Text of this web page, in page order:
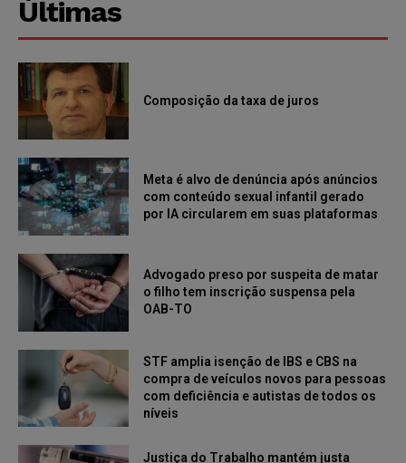
Últimas
Composição da taxa de juros
Meta é alvo de denúncia após anúncios
com conteúdo sexual infantil gerado
por IA circularem em suas plataformas
Advogado preso por suspeita de matar
o filho tem inscrição suspensa pela
OAB-TO
STF amplia isenção de IBS e CBS na
compra de veículos novos para pessoas
com deficiência e autistas de todos os
níveis
Justiça do Trabalho mantém justa